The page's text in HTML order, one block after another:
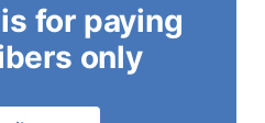
for paying
only